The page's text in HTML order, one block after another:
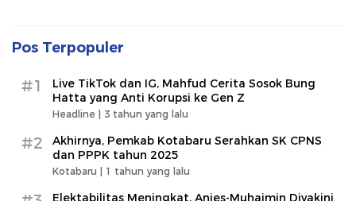
Pos Terpopuler
#1
Live TikTok dan IG, Mahfud Cerita Sosok Bung
Hatta yang Anti Korupsi ke Gen Z
Headline | 3 tahun yang lalu
#2
Akhirnya, Pemkab Kotabaru Serahkan SK CPNS
dan PPPK tahun 2025
Kotabaru | 1 tahun yang lalu
Elektabilitas Meningkat, Anies-Muhaimin Diyakini